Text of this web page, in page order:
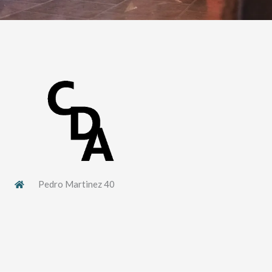
Pedro Martinez 40